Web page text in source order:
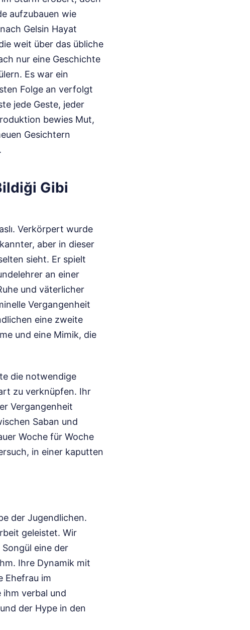
aufzubauen wie
Gelsin Hayat
weit über das übliche
nur eine Geschichte
Es war ein
Folge an verfolgt
jede Geste, jeder
bewies Mut,
Gesichtern
Gibi
Verkörpert wurde
aber in dieser
sieht. Er spielt
an einer
und väterlicher
Vergangenheit
eine zweite
und eine Mimik, die
die notwendige
zu verknüpfen. Ihr
Vergangenheit
Saban und
Woche für Woche
in einer kaputten
der Jugendlichen.
geleistet. Wir
eine der
Ihre Dynamik mit
Ehefrau im
verbal und
der Hype in den